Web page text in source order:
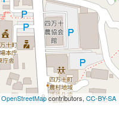
OpenStreetMapcontributors, CC-BY-SA